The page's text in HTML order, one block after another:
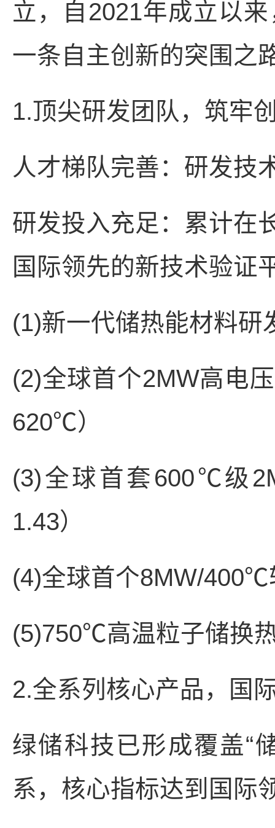
立，自2021年成立以
一条自主创新的突围之
1.顶尖研发团队，筑牢
人才梯队完善：研发技
研发投入充足：累计在
国际领先的新技术验证
(1)新一代储热能材料研
(2)全球首个2MW高电
620℃）
(3)全球首套600℃级
1.43）
(4)全球首个8MW/400℃
(5)750℃高温粒子储换
2.全系列核心产品，国
绿储科技已形成覆盖“
系，核心指标达到国际